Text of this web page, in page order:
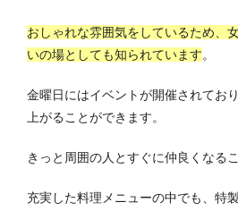
おしゃれな雰囲気をしているため、
いの場としても知られています。
金曜日にはイベントが開催されており
上がることができます。
きっと周囲の人とすぐに仲良くなる
充実した料理メニューの中でも、特